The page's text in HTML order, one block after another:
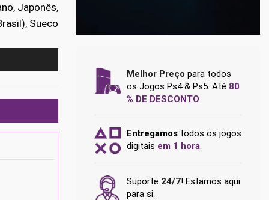
Japonês,
Sueco
Melhor Preço para todos
os Jogos Ps4 & Ps5. Até 80
% DE DESCONTO
Entregamos todos os jogos
digitais em 1 hora.
Suporte 24/7! Estamos aqui
para si.